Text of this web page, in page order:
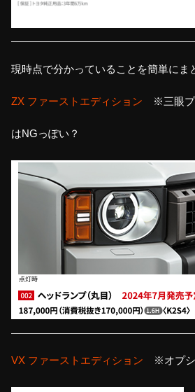
現時点で分かっていることを簡単にま
ZX ファーストエディション ※三眼プ
はNGっぽい？
VX ファーストエディション ※オプシ